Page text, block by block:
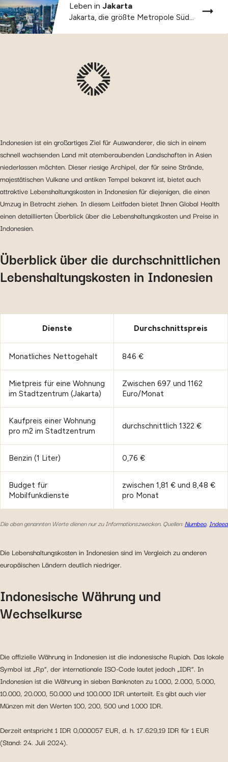
Leben in Jakarta
Indonesien ist ein großartiges Ziel für Auswanderer, die sich in einem
schnell wachsenden Land mit atemberaubenden Landschaften in Asien
niederlassen möchten. Dieser riesige Archipel, der für seine Strände,
majestätischen Vulkane und antiken Tempel bekannt ist, bietet auch
attraktive Lebenshaltungskosten in Indonesien für diejenigen, die einen
Umzug in Betracht ziehen. In diesem Leitfaden bietet Ihnen Global Health
einen detaillierten Überblick über die Lebenshaltungskosten und Preise in
Indonesien.
Überblick über die durchschnittlichen
Lebenshaltungskosten in Indonesien
Dienste Durchschnittspreis
Monatliches Nettogehalt 846 €
Mietpreis für eine Wohnung
im Stadtzentrum (Jakarta)
Zwischen 697 und 1162
Euro/Monat
Kaufpreis einer Wohnung
pro m2 im Stadtzentrum
durchschnittlich 1322 €
Benzin (1 Liter) 0,76 €
Budget für
Mobilfunkdienste
zwischen 1,81 € und 8,48 €
pro Monat
Die oben genannten Werte dienen nur zu Informationszwecken. Quellen:Numbeo, Indeed
Die Lebenshaltungskosten in Indonesien sind im Vergleich zu anderen
europäischen Ländern deutlich niedriger.
Indonesische Währung und
Wechselkurse
Die offizielle Währung in Indonesien ist die indonesische Rupiah. Das lokale
Symbol ist „Rp“, der internationale ISO-Code lautet jedoch „IDR“. In
Indonesien ist die Währung in sieben Banknoten zu 1.000, 2.000, 5.000,
10.000, 20.000, 50.000 und 100.000 IDR unterteilt. Es gibt auch vier
Münzen mit den Werten 100, 200, 500 und 1.000 IDR.
Derzeit entspricht 1 IDR 0,000057 EUR, d. h. 17.629,19 IDR für 1 EUR
(Stand: 24. Juli 2024).